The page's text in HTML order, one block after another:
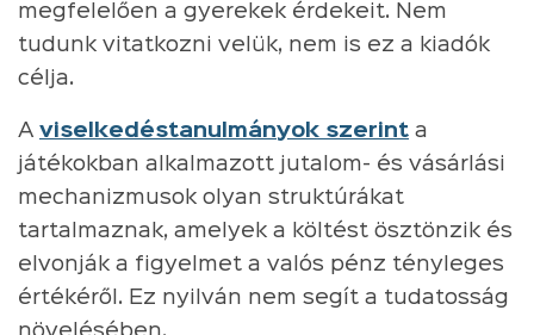
megfelelően a gyerekek érdekeit. Nem
tudunk vitatkozni velük, nem is ez a kiadók
célja.
A viselkedéstanulmányok szerint a
játékokban alkalmazott jutalom- és vásárlási
mechanizmusok olyan struktúrákat
tartalmaznak, amelyek a költést ösztönzik és
elvonják a figyelmet a valós pénz tényleges
értékéről. Ez nyilván nem segít a tudatosság
növelésében.